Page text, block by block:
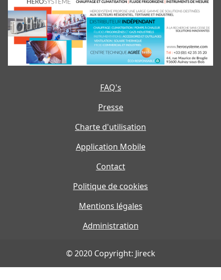
FAQ's
Presse
Charte d'utilisation
Application Mobile
Contact
Politique de cookies
Mentions légales
Administration
© 2020 Copyright: Jireck